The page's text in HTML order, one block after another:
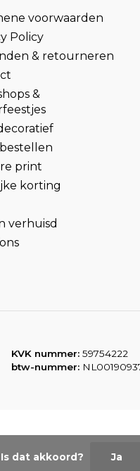
voorwaarden
Policy
& retourneren
&
print
korting
verhuisd
KVK nummer: 59754222
btw-nummer:
dat akkoord? Ja